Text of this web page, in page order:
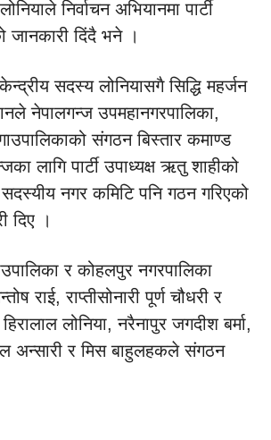
निर्वाचन अभियानमा पार्टी
जानकारी दिंदै भने ।
सदस्य लोनियासगै सिद्धि महर्जन
नेपालगन्ज उपमहानगरपालिका,
संगठन बिस्तार कमाण्ड
लागि पार्टी उपाध्यक्ष ऋतु शाहीको
नगर कमिटि पनि गठन गरिएको
दिए ।
र कोहलपुर नगरपालिका
राई, राप्तीसोनारी पूर्ण चौधरी र
लोनिया, नरैनापुर जगदीश बर्मा,
अन्सारी र मिस बाहुलहकले संगठन